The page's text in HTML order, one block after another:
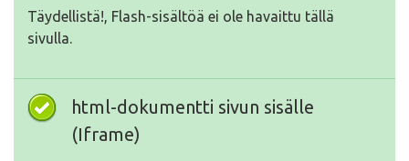
Täydellistä!, Flash-sisältöä ei ole havaittu tällä
sivulla.
html-dokumentti sivun sisälle
(Iframe)